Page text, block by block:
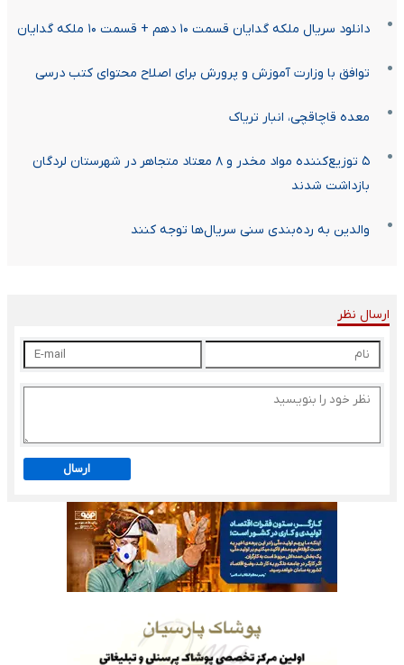
دانلود سریال ملکه گدایان قسمت ۱۰ دهم + قسمت ۱۰ ملکه گدایان
توافق با وزارت آموزش و پرورش برای اصلاح محتوای کتب درسی
معده قاچاقچی، انبار تریاک
۵ توزیع‌کننده مواد مخدر و ۸ معتاد متجاهر در شهرستان لردگان
بازداشت شدند
والدین به رده‌بندی سنی سریال‌ها توجه کنند
ارسال نظر
ارسال